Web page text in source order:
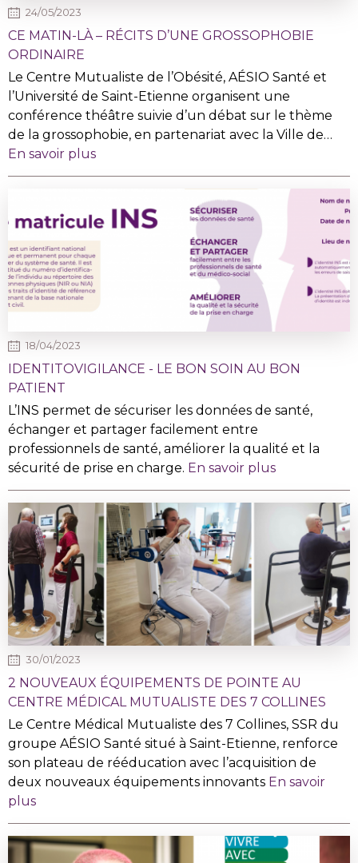
24/05/2023
CE MATIN-LÀ – RÉCITS D’UNE GROSSOPHOBIE
ORDINAIRE
Le Centre Mutualiste de l’Obésité, AÉSIO Santé et
l’Université de Saint-Etienne organisent une
conférence théâtre suivie d’un débat sur le thème
de la grossophobie, en partenariat avec la Ville de…
En savoir plus
18/04/2023
IDENTITOVIGILANCE - LE BON SOIN AU BON
PATIENT
L’INS permet de sécuriser les données de santé,
échanger et partager facilement entre
professionnels de santé, améliorer la qualité et la
sécurité de prise en charge. En savoir plus
30/01/2023
2 NOUVEAUX ÉQUIPEMENTS DE POINTE AU
CENTRE MÉDICAL MUTUALISTE DES 7 COLLINES
Le Centre Médical Mutualiste des 7 Collines, SSR du
groupe AÉSIO Santé situé à Saint-Etienne, renforce
son plateau de rééducation avec l’acquisition de
deux nouveaux équipements innovants En savoir
plus